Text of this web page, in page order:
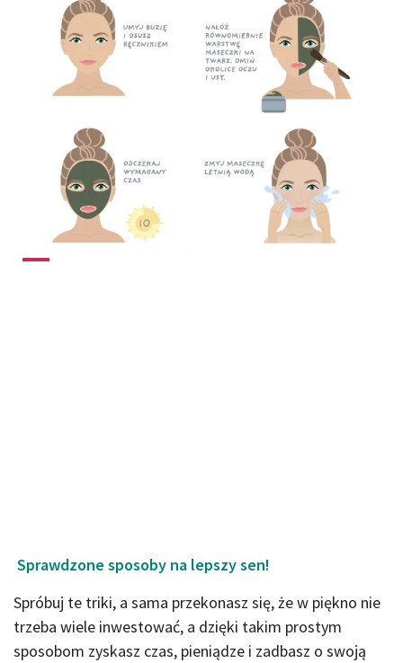
Sprawdzone sposoby na lepszy sen!
Spróbuj te triki, a sama przekonasz się, że w piękno nie
trzeba wiele inwestować, a dzięki takim prostym
sposobom zyskasz czas, pieniądze i zadbasz o swoją